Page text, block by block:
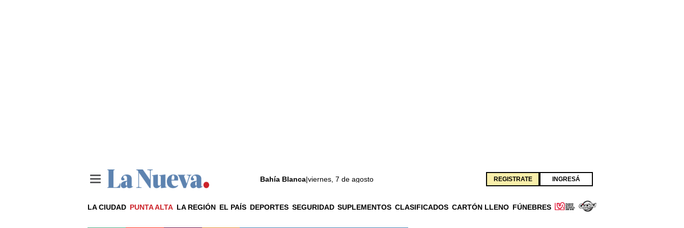
Bahía Blanca|viernes, 7 de agosto REGISTRATE INGRESÁ
LA CIUDAD PUNTA ALTA LA REGIÓN EL PAÍS DEPORTES SEGURIDAD SUPLEMENTOS CLASIFICADOS CARTÓN LLENO FÚNEBRES